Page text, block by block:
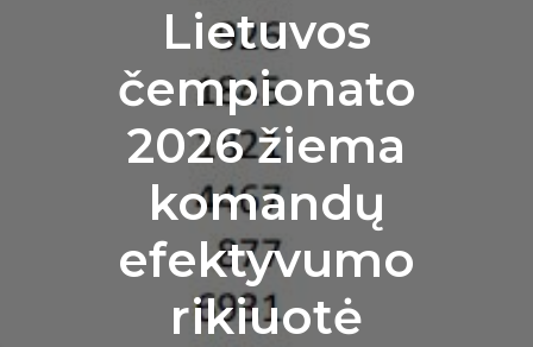
Lietuvos
čempionato
2026 žiema
komandų
efektyvumo
rikiuotė